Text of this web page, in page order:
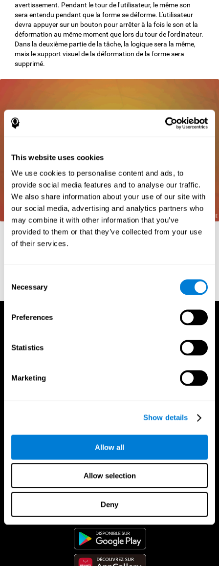
This website uses cookies
We use cookies to personalise content and ads, to
provide social media features and to analyse our traffic.
We also share information about your use of our site with
our social media, advertising and analytics partners who
may combine it with other information that you’ve
provided to them or that they’ve collected from your use
of their services.
Selection
Necessary
Preferences
Statistics
Marketing
Show details
Allow all
Allow selection
Deny
avertissement. Pendant le tour de l'utilisateur, le même son
sera entendu pendant que la forme se déforme. L'utilisateur
devra appuyer sur un bouton pour arrêter à la fois le son et la
déformation au même moment que lors du tour de l'ordinateur.
Dans la deuxième partie de la tâche, la logique sera la même,
mais le support visuel de la déformation de la forme sera
supprimé.
Références
App CogniFit